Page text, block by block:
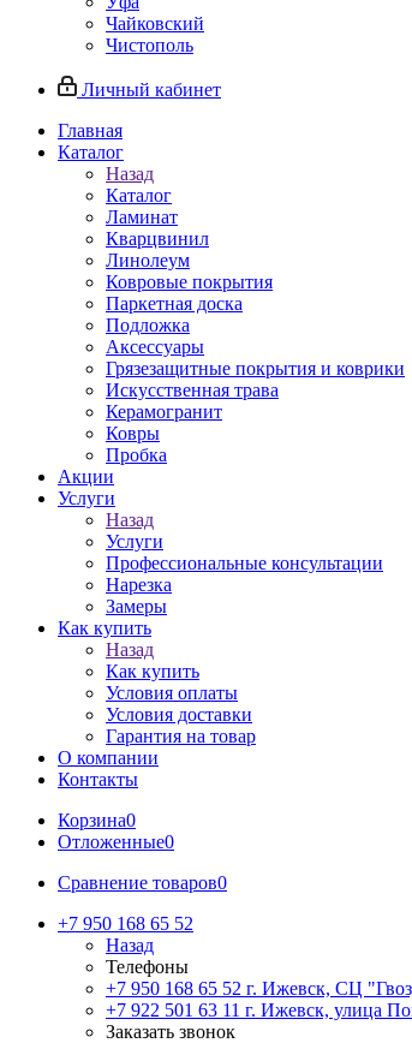
Чайковский
Чистополь
Личный кабинет
Главная
Каталог
Назад
Каталог
Ламинат
Кварцвинил
Линолеум
Ковровые покрытия
Паркетная доска
Подложка
Аксессуары
Грязезащитные покрытия и коврики
Искусственная трава
Керамогранит
Ковры
Пробка
Акции
Услуги
Назад
Услуги
Профессиональные консультации
Нарезка
Замеры
Как купить
Назад
Как купить
Условия оплаты
Условия доставки
Гарантия на товар
О компании
Контакты
Корзина0
Отложенные0
Сравнение товаров0
+7 950 168 65 52
Назад
Телефоны
+7 950 168 65 52 г. Ижевск, СЦ
+7 922 501 63 11 г. Ижевск, улица
Заказать звонок